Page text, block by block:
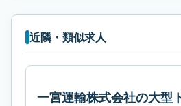
近隣・類似求人
一宮運輸株式会社の大型